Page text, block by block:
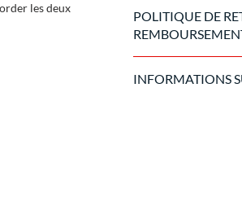
les deux
l'événement.
POLITIQUE DE
cas d'annulation de
INFORMATIONS